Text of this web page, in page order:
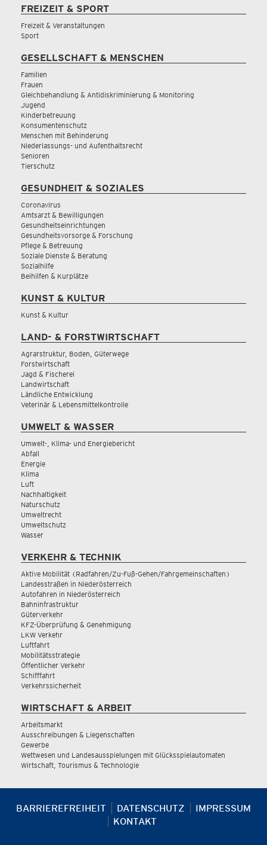
FREIZEIT & SPORT
Freizeit & Veranstaltungen
Sport
GESELLSCHAFT & MENSCHEN
Familien
Frauen
Gleichbehandlung & Antidiskriminierung & Monitoring
Jugend
Kinderbetreuung
Konsumentenschutz
Menschen mit Behinderung
Niederlassungs- und Aufenthaltsrecht
Senioren
Tierschutz
GESUNDHEIT & SOZIALES
Coronavirus
Amtsarzt & Bewilligungen
Gesundheitseinrichtungen
Gesundheitsvorsorge & Forschung
Pflege & Betreuung
Soziale Dienste & Beratung
Sozialhilfe
Beihilfen & Kurplätze
KUNST & KULTUR
Kunst & Kultur
LAND- & FORSTWIRTSCHAFT
Agrarstruktur, Boden, Güterwege
Forstwirtschaft
Jagd & Fischerei
Landwirtschaft
Ländliche Entwicklung
Veterinär & Lebensmittelkontrolle
UMWELT & WASSER
Umwelt-, Klima- und Energiebericht
Abfall
Energie
Klima
Luft
Nachhaltigkeit
Naturschutz
Umweltrecht
Umweltschutz
Wasser
VERKEHR & TECHNIK
Aktive Mobilität (Radfahren/Zu-Fuß-Gehen/Fahrgemeinschaften)
Landesstraßen in Niederösterreich
Autofahren in Niederösterreich
Bahninfrastruktur
Güterverkehr
KFZ-Überprüfung & Genehmigung
LKW Verkehr
Luftfahrt
Mobilitätsstrategie
Öffentlicher Verkehr
Schifffahrt
Verkehrssicherheit
WIRTSCHAFT & ARBEIT
Arbeitsmarkt
Ausschreibungen & Liegenschaften
Gewerbe
Wettwesen und Landesausspielungen mit Glücksspielautomaten
Wirtschaft, Tourismus & Technologie
BARRIEREFREIHEIT DATENSCHUTZ
IMPRESSUM
KONTAKT